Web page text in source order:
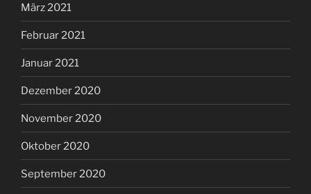
März 2021
Februar 2021
Januar 2021
Dezember 2020
November 2020
Oktober 2020
September 2020